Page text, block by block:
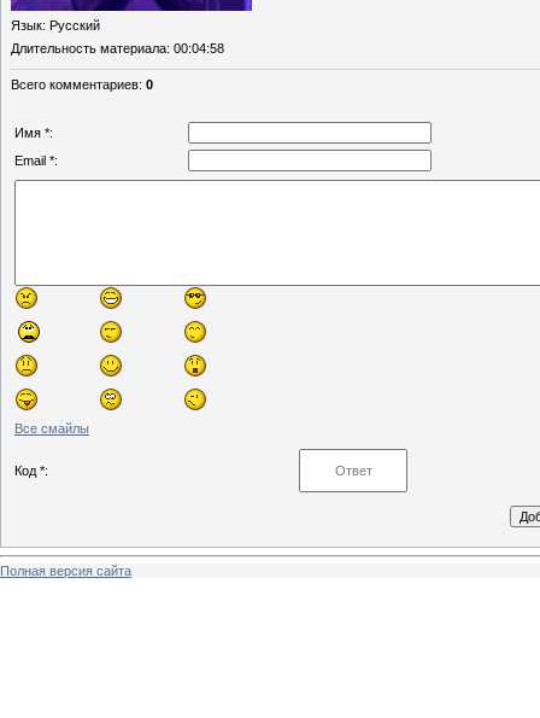
Язык: Русский
Длительность материала: 00:04:58
Всего комментариев: 0
Имя *:
Email *:
Все смайлы
Код *:
Полная версия сайта